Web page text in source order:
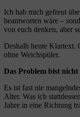
Ich hab mich gefreut
beantworten wäre –
von euch denken, aber
Deshalb heute Klartext.
ohne Weichspüler.
Das Problem bist nicht
Es ist fast nie
Alter. Was ich
Jahre in eine Richtung